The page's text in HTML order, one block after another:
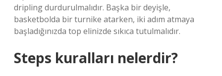
dripling durdurulmalıdır. Başka bir deyişle,
basketbolda bir turnike atarken, iki adım atmaya
başladığınızda top elinizde sıkıca tutulmalıdır.
Steps kuralları nelerdir?